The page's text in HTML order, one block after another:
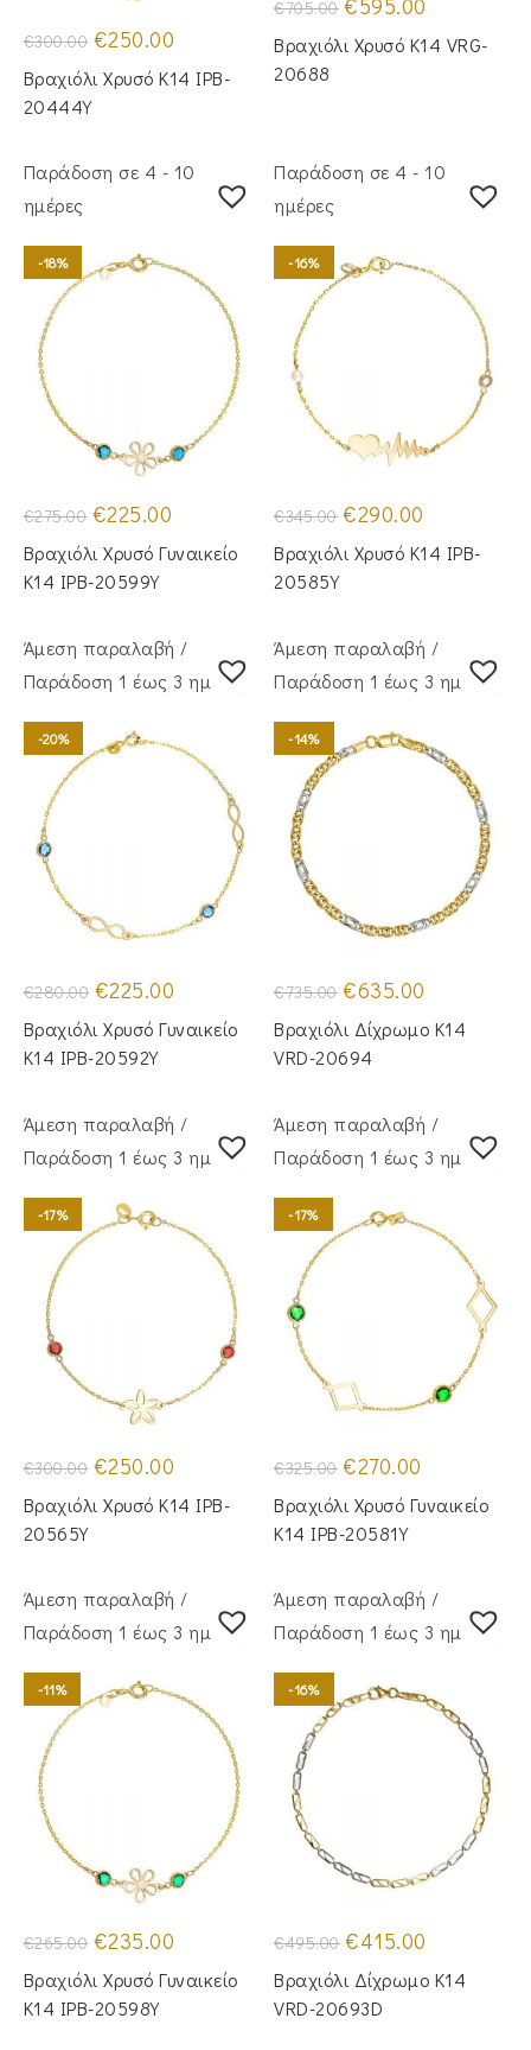
€300.00 Original
price
was:
€300.00.
€250.00
τιμή
είναι:
Βραχιόλι Χρυσό Κ14 IPB-
20444Y
€705.00 price
was:
€705.00.
€595.00
τιμή
είναι:
Βραχιόλι Χρυσό Κ14 VRG-
20688
Παράδοση σε 4 - 10
ημέρες
-18%
€275.00 Original
price
was:
€275.00.
€225.00
είναι:
Βραχιόλι Χρυσό Γυναικείο
Κ14 IPB-20599Y
Παράδοση σε 4 - 10
ημέρες
-16%
€345.00 Original
price
was:
€345.00.
€290.00
τιμή
είναι:
Βραχιόλι Χρυσό Κ14 IPB-
20585Y
Άμεση παραλαβή /
Παράδoση 1 έως 3 ημέρες
-20%
€280.00 Original
price
was:
€280.00.
€225.00
είναι:
Βραχιόλι Χρυσό Γυναικείο
Κ14 IPB-20592Y
Άμεση παραλαβή /
Παράδoση 1 έως 3 ημέρες
-14%
€735.00 Original
price
was:
€735.00.
€635.00
τιμή
είναι:
Βραχιόλι Δίχρωμο Κ14
VRD-20694
Άμεση παραλαβή /
Παράδoση 1 έως 3 ημέρες
-17%
€300.00 Original
price
was:
€300.00.
€250.00
τιμή
είναι:
Βραχιόλι Χρυσό Κ14 IPB-
20565Y
Άμεση παραλαβή /
Παράδoση 1 έως 3 ημέρες
-17%
€325.00 Original
price
was:
€325.00.
€270.00
είναι:
Βραχιόλι Χρυσό Γυναικείο
Κ14 IPB-20581Y
Άμεση παραλαβή /
Παράδoση 1 έως 3 ημέρες
-11%
€265.00 Original
price
was:
€265.00.
€235.00
είναι:
Βραχιόλι Χρυσό Γυναικείο
Κ14 IPB-20598Y
Άμεση παραλαβή /
Παράδoση 1 έως 3 ημέρες
-16%
€495.00 Original
price
was:
€495.00.
€415.00
τιμή
είναι:
Βραχιόλι Δίχρωμο Κ14
VRD-20693D